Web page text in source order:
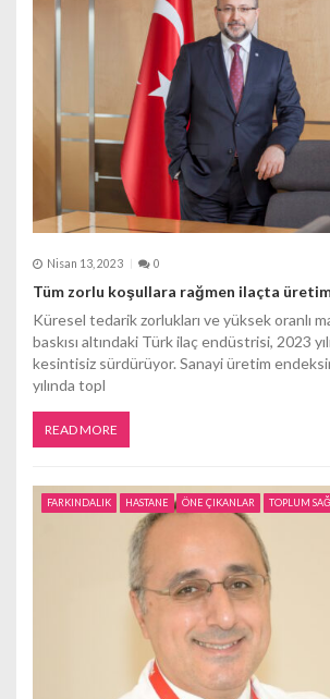
Nisan 13, 2023 0
Tüm zorlu koşullara rağmen ilaçta
Küresel tedarik zorlukları ve yüksek oranlı
baskısı altındaki Türk ilaç endüstrisi, 2023
kesintisiz sürdürüyor. Sanayi üretim
yılında topl
READ MORE
FARKINDALIK HASTANE ÖNE ÇIKANLAR TOPLUM